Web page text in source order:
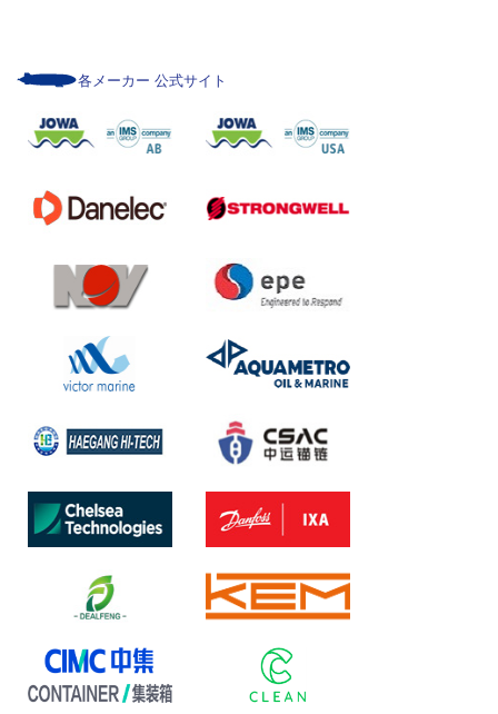
各メーカー 公式サイト